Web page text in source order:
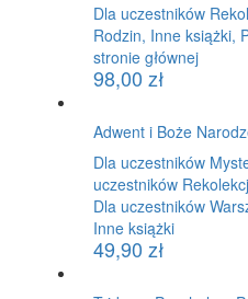
Dla uczestników
Rodzin, Inne książki,
stronie głównej
98,00 zł
Adwent i Boże
Dla uczestników
uczestników
Dla uczestników
Inne książki
49,90 zł